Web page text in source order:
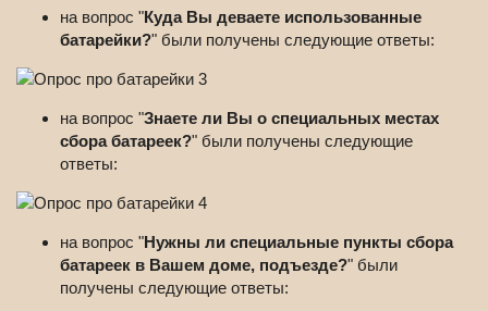
на вопрос "Куда Вы деваете использованные
батарейки?" были получены следующие ответы:
на вопрос "Знаете ли Вы о специальных местах
сбора батареек?" были получены следующие
ответы:
на вопрос "Нужны ли специальные пункты сбора
батареек в Вашем доме, подъезде?" были
получены следующие ответы: